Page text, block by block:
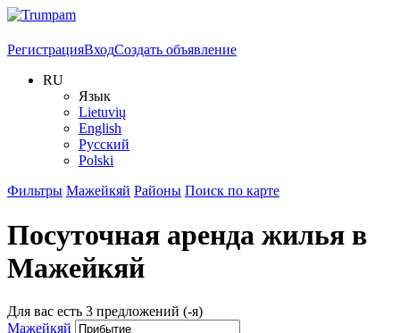
РегистрацияВходСоздать объявление
RU
Язык
Lietuvių
English
Русский
Polski
Фильтры Мажейкяй Районы Поиск по карте
Посуточная аренда жилья в
Мажейкяй
Для вас есть 3 предложений (-я)
Мажейкяй